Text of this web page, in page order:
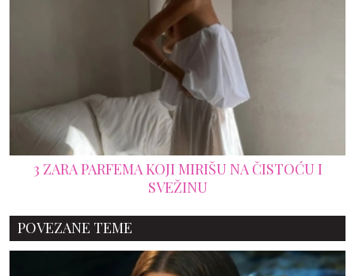
3 ZARA PARFEMA KOJI MIRIŠU NA ČISTOĆU I
SVEŽINU
POVEZANE TEME